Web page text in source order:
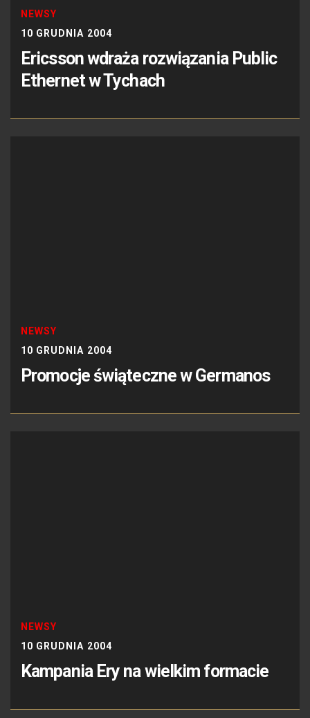
NEWSY
10 GRUDNIA 2004
Ericsson wdraża rozwiązania Public
Ethernet w Tychach
NEWSY
10 GRUDNIA 2004
Promocje świąteczne w Germanos
NEWSY
10 GRUDNIA 2004
Kampania Ery na wielkim formacie